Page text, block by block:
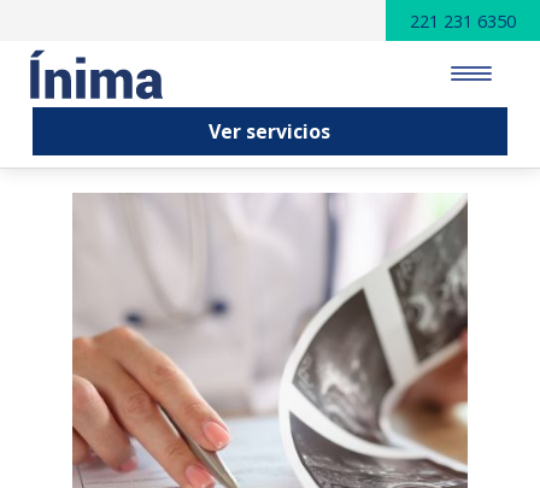
221 231 6350
Ver servicios
INICIO
PUBLICACIONES
VENTAJAS
NOSOTROS
CONTACTO